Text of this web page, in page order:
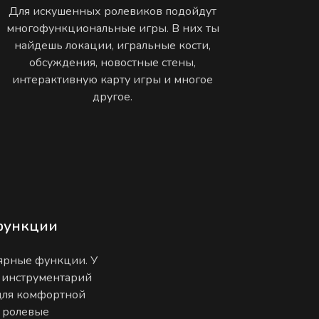
Для искушенных ролевиков подойдут
многофункциональные игры. В них ты
найдешь локации, игральные кости,
обсуждения, новостные стены,
интерактивную карту игры и многое
другое.
функции. У
комфортной